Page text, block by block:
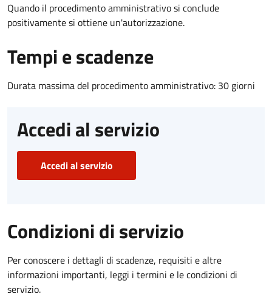
Quando il procedimento amministrativo si conclude
positivamente si ottiene un'autorizzazione.
Tempi e scadenze
Durata massima del procedimento amministrativo: 30 giorni
Accedi al servizio
Accedi al servizio
Condizioni di servizio
Per conoscere i dettagli di scadenze, requisiti e altre
informazioni importanti, leggi i termini e le condizioni di
servizio.